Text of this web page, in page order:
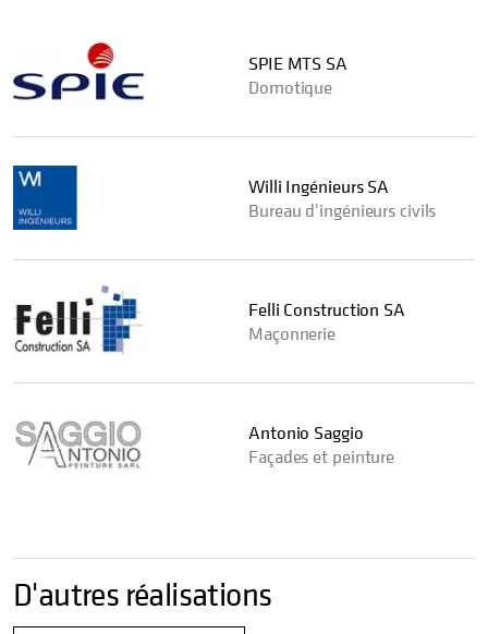
SPIE MTS SA
Domotique
Willi Ingénieurs SA
Bureau d'ingénieurs civils
Felli Construction SA
Maçonnerie
Antonio Saggio
Façades et peinture
D'autres réalisations